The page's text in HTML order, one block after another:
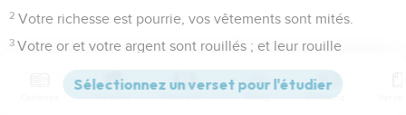
2 Votre richesse est pourrie, vos vêtements sont mités.
3 Votre or et votre argent sont rouillés ; et leur rouille
s’élèvera en témoignage contre vous et dévorera votre chair
comme un feu. Vous avez amassé des trésors dans ces jours
Versions Commentaires Strong